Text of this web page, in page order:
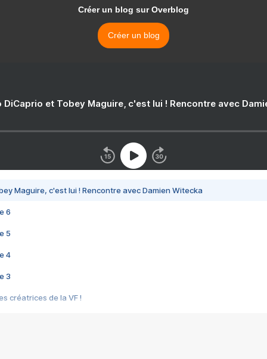
Créer un blog sur Overblog
Créer un blog
DiCaprio et Tobey Maguire, c'est lui ! Rencontre avec
Maguire, c'est lui ! Rencontre avec Damien Witecka
6
5
4
3
créatrices de la VF !